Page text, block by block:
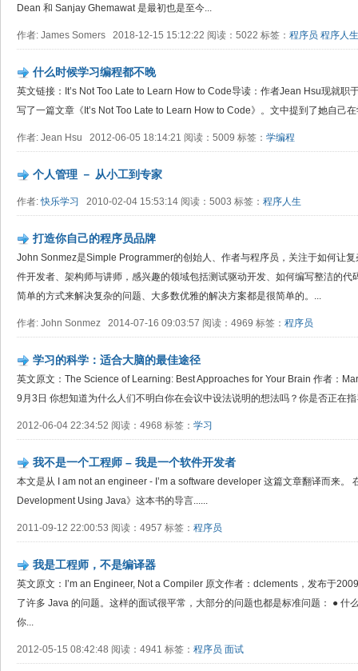
Dean 和 Sanjay Ghemawat 是最初也是至今...
作者: James Somers 2018-12-15 15:12:22 阅读：5022 标签： 程序员 程序人生
什么时候学习编程都不晚
英文链接：It’s Not Too Late to Learn How to Code导读：作者Jean Hsu现就职
写了一篇文章《It’s Not Too Late to Learn How to Code》。文中提到了她自己
作者: Jean Hsu 2012-06-05 18:14:21 阅读：5009 标签： 学编程
个人管理 － 从小工到专家
作者:快乐学习 2010-02-04 15:53:14 阅读：5003 标签： 程序人生
打造你自己的程序员品牌
John Sonmez是Simple Programmer的创始人、作者与程序员，关注于如何让
件开发者、架构师与讲师，感兴趣的领域包括测试驱动开发、如何编写整洁的
简单的方式来解决复杂的问题、大多数优雅的解决方案都是很简单的。...
作者: John Sonmez 2014-07-16 09:03:57 阅读：4969 标签： 程序员
学习的科学：适合大脑的最佳途径
英文原文：The Science of Learning: Best Approaches for Your Brain 作者：
9月3日 你想知道为什么人们不明白你在会议中设法说明的想法吗？你是否正在
2012-06-04 22:34:52 阅读：4968 标签： 学习
我不是一个工程师 – 我是一个软件开发者
本文是从 I am not an engineer - I’m a software developer 这篇文章翻译而来。
Development Using Java》这本书的导言......
2011-09-12 22:00:53 阅读：4957 标签： 程序员
我是工程师，不是编译器
英文原文：I’m an Engineer, Not a Compiler 原文作者：dclements，发布于
了许多 Java 的问题。这样的面试很平常，大部分的问题也都是标准问题： ● 什
你...
2012-05-15 08:42:48 阅读：4941 标签： 程序员 面试